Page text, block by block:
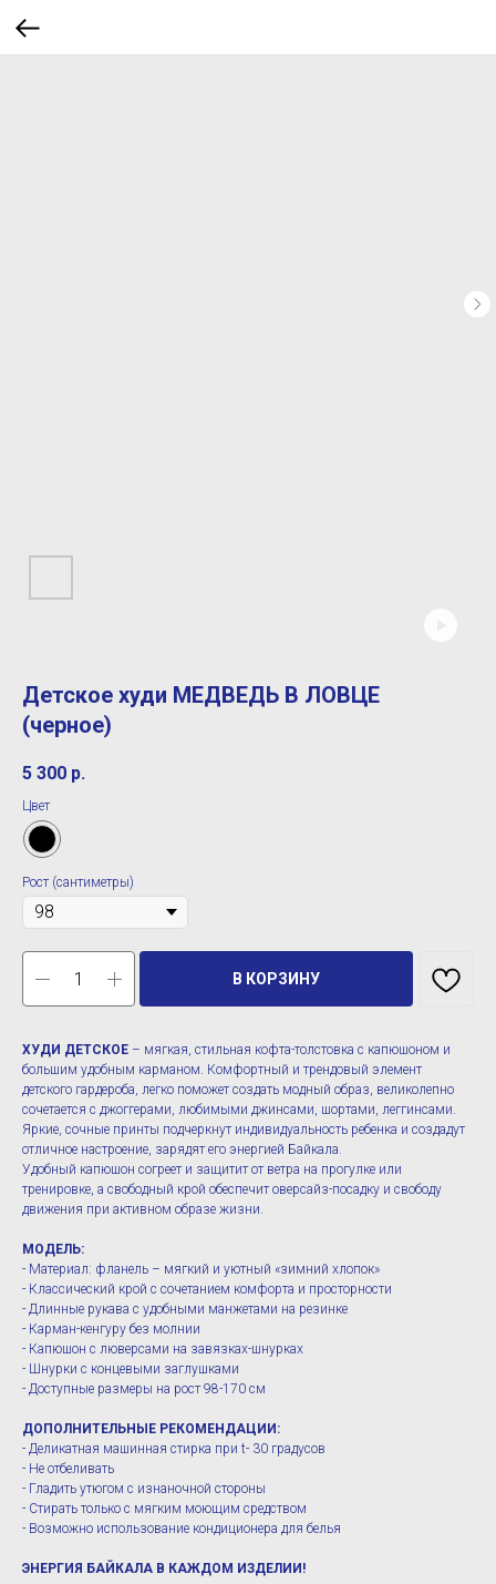
Детское худи МЕДВЕДЬ В ЛОВЦЕ
(черное)
5 300 р.
Цвет
Рост (сантиметры)
В КОРЗИНУ
ХУДИ ДЕТСКОЕ – мягкая, стильная кофта-толстовка с капюшоном и
большим удобным карманом. Комфортный и трендовый элемент
детского гардероба, легко поможет создать модный образ, великолепно
сочетается с джоггерами, любимыми джинсами, шортами, леггинсами.
Яркие, сочные принты подчеркнут индивидуальность ребенка и создадут
отличное настроение, зарядят его энергией Байкала.
Удобный капюшон согреет и защитит от ветра на прогулке или
тренировке, а свободный крой обеспечит оверсайз-посадку и свободу
движения при активном образе жизни.
МОДЕЛЬ:
- Материал: фланель – мягкий и уютный «зимний хлопок»
- Классический крой с сочетанием комфорта и просторности
- Длинные рукава с удобными манжетами на резинке
- Карман-кенгуру без молнии
- Капюшон с люверсами на завязках-шнурках
- Шнурки с концевыми заглушками
- Доступные размеры на рост 98-170 см
ДОПОЛНИТЕЛЬНЫЕ РЕКОМЕНДАЦИИ:
- Деликатная машинная стирка при t- 30 градусов
- Не отбеливать
- Гладить утюгом с изнаночной стороны
- Стирать только с мягким моющим средством
- Возможно использование кондиционера для белья
ЭНЕРГИЯ БАЙКАЛА В КАЖДОМ ИЗДЕЛИИ!